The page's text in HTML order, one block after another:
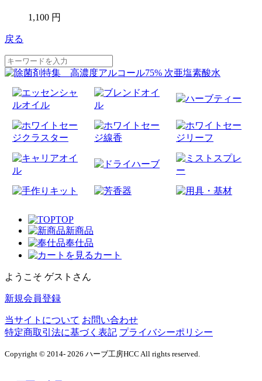
1,100 円
戻る
TOP
新商品
奉仕品
カート
ようこそ ゲストさん
新規会員登録
当サイトについて お問い合わせ
特定商取引法に基づく表記 プライバシーポリシー
Copyright © 2014- 2026 ハーブ工房HCC All rights reserved.